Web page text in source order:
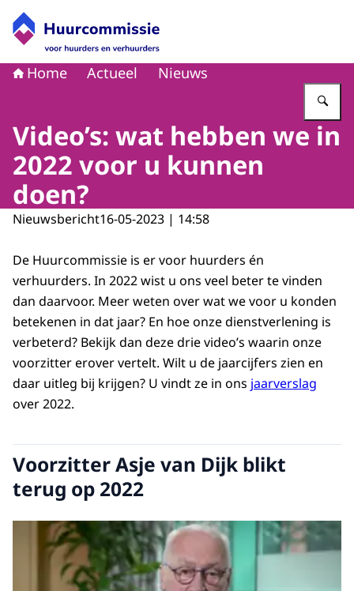
Naar de homepage van Huurcommissie
Home Actueel Nieuws
Video’s: wat hebben we in
2022 voor u kunnen
doen?
Nieuwsbericht16-05-2023 | 14:58
De Huurcommissie is er voor huurders én
verhuurders. In 2022 wist u ons veel beter te vinden
dan daarvoor. Meer weten over wat we voor u konden
betekenen in dat jaar? En hoe onze dienstverlening is
verbeterd? Bekijk dan deze drie video’s waarin onze
voorzitter erover vertelt. Wilt u de jaarcijfers zien en
daar uitleg bij krijgen? U vindt ze in ons jaarverslag
over 2022.
Voorzitter Asje van Dijk blikt
terug op 2022